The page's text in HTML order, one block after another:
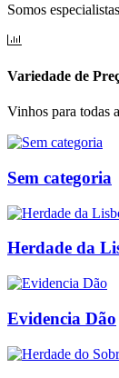
Somos
Variedade de
Vinhos para todas
Sem categoria
Herdade da
Evidencia Dão